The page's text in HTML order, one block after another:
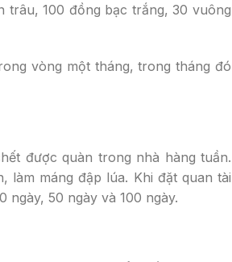
trâu, 100 đồng bạc trắng, 30 vuông
vòng một tháng, trong tháng đó
được quàn trong nhà hàng tuần.
làm máng đập lúa. Khi đặt quan tài
50 ngày và 100 ngày.